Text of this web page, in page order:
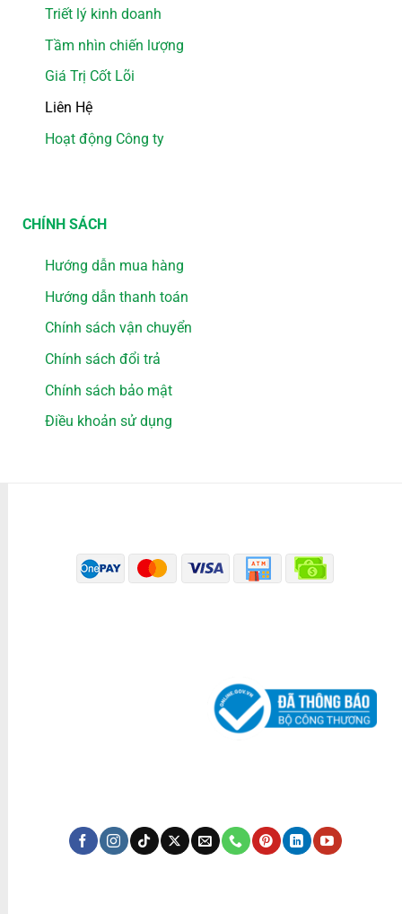
Triết lý kinh doanh
Tầm nhìn chiến lượng
Giá Trị Cốt Lõi
Liên Hệ
Hoạt động Công ty
CHÍNH SÁCH
Hướng dẫn mua hàng
Hướng dẫn thanh toán
Chính sách vận chuyển
Chính sách đổi trả
Chính sách bảo mật
Điều khoản sử dụng